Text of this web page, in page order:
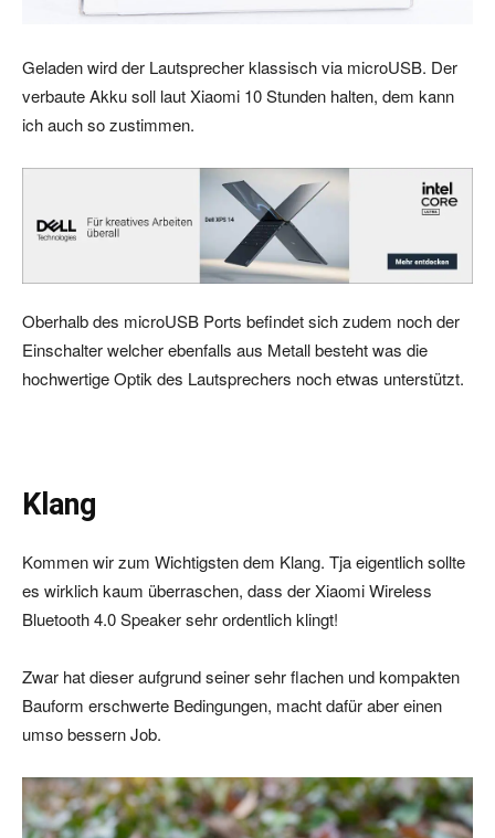
Geladen wird der Lautsprecher klassisch via microUSB. Der
verbaute Akku soll laut Xiaomi 10 Stunden halten, dem kann
ich auch so zustimmen.
Oberhalb des microUSB Ports befindet sich zudem noch der
Einschalter welcher ebenfalls aus Metall besteht was die
hochwertige Optik des Lautsprechers noch etwas unterstützt.
Klang
Kommen wir zum Wichtigsten dem Klang. Tja eigentlich sollte
es wirklich kaum überraschen, dass der Xiaomi Wireless
Bluetooth 4.0 Speaker sehr ordentlich klingt!
Zwar hat dieser aufgrund seiner sehr flachen und kompakten
Bauform erschwerte Bedingungen, macht dafür aber einen
umso bessern Job.